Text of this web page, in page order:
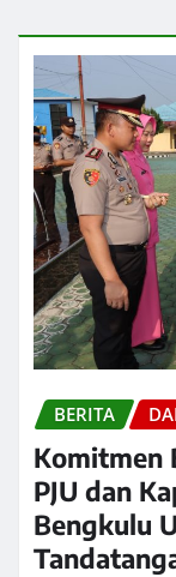
BERITA
Komitmen
PJU dan
Bengkulu